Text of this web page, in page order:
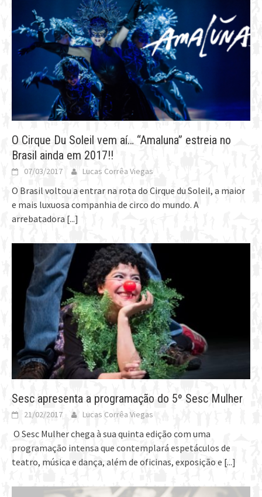
O Cirque Du Soleil vem aí… “Amaluna” estreia no
Brasil ainda em 2017!!
07/03/2017 Lucas Corrêa Viegas
O Brasil voltou a entrar na rota do Cirque du Soleil, a maior
e mais luxuosa companhia de circo do mundo. A
arrebatadora [...]
Sesc apresenta a programação do 5º Sesc Mulher
21/02/2017 Lucas Corrêa Viegas
O Sesc Mulher chega à sua quinta edição com uma
programação intensa que contemplará espetáculos de
teatro, música e dança, além de oficinas, exposição e [...]